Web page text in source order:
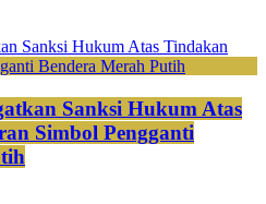
Sanksi Hukum Atas
Simbol Pengganti